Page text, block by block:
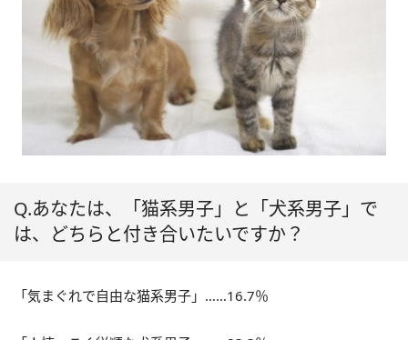
Q.あなたは、「猫系男子」と「犬系男子」で
は、どちらと付き合いたいですか？
「気まぐれで自由な猫系男子」……16.7％